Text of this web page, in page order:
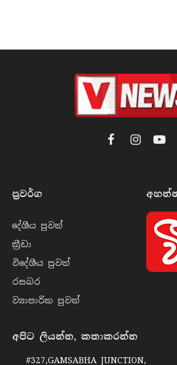
FacebookInstagram
ප්‍රවර්​ග
දේශීය පුව​ත්
ක්‍රී​ඩා
විදේශීය පුව​ත්
රසබ​ර
ව්‍යාපාරික පුව​ත්
අපිට ලියන්න, කතාකරන්න
#327,GAMSABHA JUNCTION,